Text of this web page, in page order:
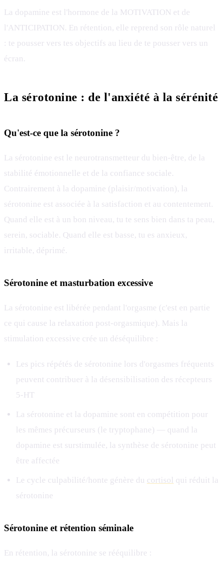
La dopamine est l'hormone de la MOTIVATION et de
l'ANTICIPATION. En rétention, elle reprend son rôle naturel
: te pousser vers tes objectifs au lieu de te pousser vers un
écran.
La sérotonine : de l'anxiété à la sérénité
Qu'est-ce que la sérotonine ?
La sérotonine est le neurotransmetteur du bien-être, de la
stabilité émotionnelle et de la confiance sociale.
Contrairement à la dopamine (plaisir/motivation), la
sérotonine est associée à la satisfaction et au contentement.
Quand elle est à un bon niveau, tu te sens bien dans ta peau,
serein, sociable. Quand elle est basse, tu es anxieux,
irritable, déprimé.
Sérotonine et masturbation excessive
La sérotonine est libérée pendant l'orgasme (c'est en partie
ce qui cause la relaxation post-orgasmique). Mais la
stimulation excessive crée un déséquilibre :
Les pics répétés de sérotonine lors d'orgasmes fréquents
peuvent contribuer à la désensibilisation des récepteurs
5-HT
La sérotonine et la dopamine sont en compétition pour
les mêmes précurseurs (le tryptophane) — quand la
dopamine est surstimulée, la synthèse de sérotonine peut
être affectée
Le cycle culpabilité/honte génère du cortisol qui réduit la
sérotonine
Sérotonine et rétention séminale
En rétention, la sérotonine se rééquilibre :